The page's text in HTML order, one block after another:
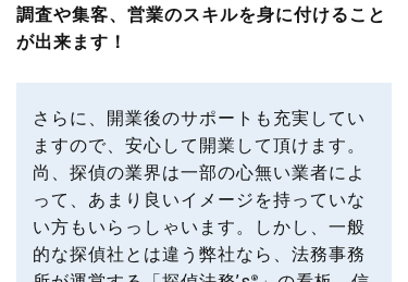
調査や集客、 営業のスキルを身に付けること
が出来ます！
さらに、開業後のサポートも充実してい
ますので、安心して開業して頂けます。
尚、探偵の業界は一部の心無い業者によ
って、あまり良いイメージを持っていな
い方もいらっしゃいます。しかし、一般
的な探偵社とは違う弊社なら、法務事務
®